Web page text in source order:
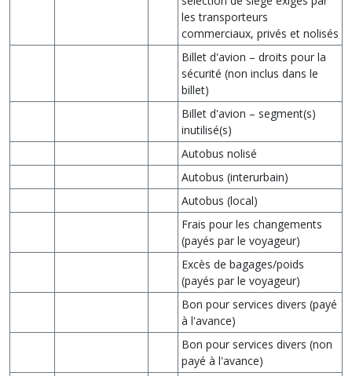
les transporteurs
commerciaux, privés et nolisés
Billet d'avion – droits pour la
sécurité (non inclus dans le
billet)
Billet d'avion – segment(s)
inutilisé(s)
Autobus nolisé
Autobus (interurbain)
Autobus (local)
Frais pour les changements
(payés par le voyageur)
Excès de bagages/poids
(payés par le voyageur)
Bon pour services divers (payé
à l'avance)
Bon pour services divers (non
payé à l'avance)